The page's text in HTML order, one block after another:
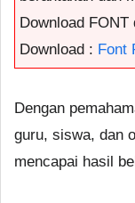
Download FONT
Download : Font
Dengan
guru, siswa, dan
mencapai hasil